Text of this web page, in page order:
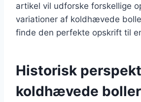
artikel vil udforske forskellige
variationer af koldhævede
finde den perfekte opskrift til
Historisk
koldhævede boller